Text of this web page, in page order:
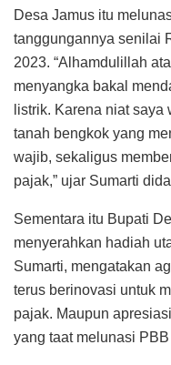
Desa Jamus itu
tanggungannya senilai
2023. “Alhamdulillah
menyangka bakal
listrik. Karena niat
tanah bengkok yang
wajib, sekaligus
pajak,” ujar Sumarti
Sementara itu Bupati
menyerahkan hadiah
Sumarti, mengatakan
terus berinovasi untuk
pajak. Maupun
yang taat melunasi